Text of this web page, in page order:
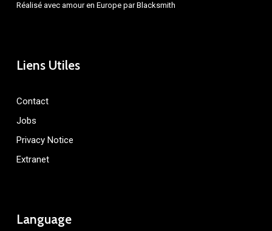
Réalisé avec amour en Europe parBlacksmith
Liens Utiles
Contact
Jobs
Privacy Notice
Extranet
Language